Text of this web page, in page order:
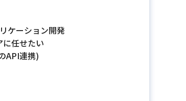
ケーション開発
に任せたい
API連携)